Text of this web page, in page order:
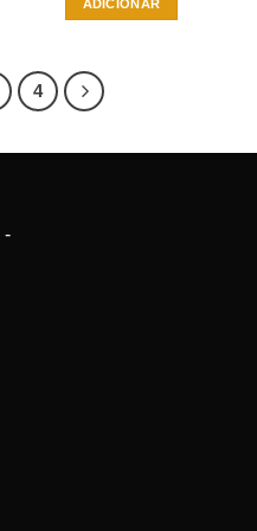
ADICIONAR
4